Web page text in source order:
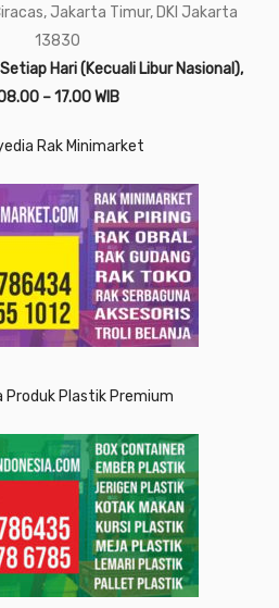
Jakarta Timur, DKI Jakarta
13830
Setiap Hari (Kecuali Libur Nasional),
– 17.00 WIB
Rak Minimarket
Produk Plastik Premium